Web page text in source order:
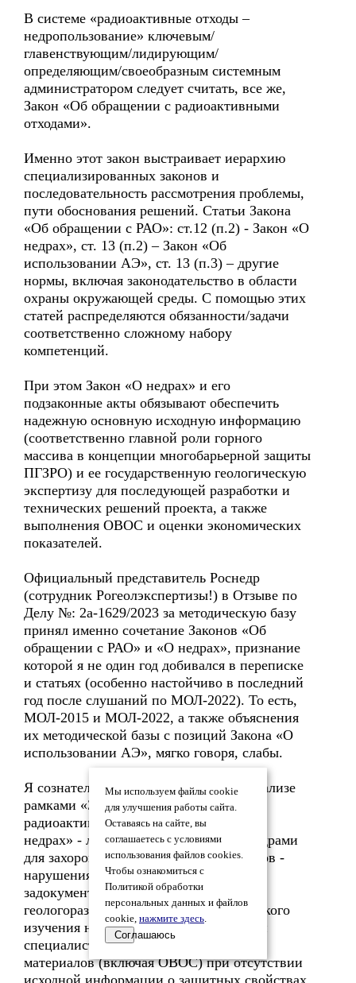
В системе «радиоактивные отходы –
недропользование» ключевым/
главенствующим/лидирующим/
определяющим/своеобразным системным
администратором следует считать, все же,
Закон «Об обращении с радиоактивными
отходами».
Именно этот закон выстраивает иерархию
специализированных законов и
последовательность рассмотрения проблемы,
пути обоснования решений. Статьи Закона
«Об обращении с РАО»: ст.12 (п.2) - Закон «О
недрах», ст. 13 (п.2) – Закон «Об
использовании АЭ», ст. 13 (п.3) – другие
нормы, включая законодательство в области
охраны окружающей среды. С помощью этих
статей распределяются обязанности/задачи
соответственно сложному набору
компетенций.
При этом Закон «О недрах» и его
подзаконные акты обязывают обеспечить
надежную основную исходную информацию
(соответственно главной роли горного
массива в концепции многобарьерной защиты
ПГЗРО) и ее государственную геологическую
экспертизу для последующей разработки и
технических решений проекта, а также
выполнения ОВОС и оценки экономических
показателей.
Официальный представитель Роснедр
(сотрудник Рогеолэкспертизы!) в Отзыве по
Делу №: 2а-1629/2023 за методическую базу
принял именно сочетание Законов «Об
обращении с РАО» и «О недрах», признание
которой я не один год добивался в переписке
и статьях (особенно настойчиво в последний
год после слушаний по МОЛ-2022). То есть,
МОЛ-2015 и МОЛ-2022, а также объяснения
их методической базы с позиций Закона «О
использовании АЭ», мягко говоря, слабы.
Я сознательно ограничился в своем анализе
рамками «Закон «Об обращении с
радиоактивными отходами» - Закон «О
недрах» - лицензия на пользование недрами
для захоронения радиоактивных отходов -
нарушения, связанные с
задокументированным невыполнением
геологоразведочной стадии геологического
изучения недр». Рассмотрение любыми
специалистами важных последующих
материалов (включая ОВОС) при отсутствии
исходной информации о защитных свойствах
Мы используем файлы cookie
для улучшения работы сайта.
Оставаясь на сайте, вы
соглашаетесь с условиями
использования файлов cookies.
Чтобы ознакомиться с
Политикой обработки
персональных данных и файлов
cookie, нажмите здесь.
Соглашаюсь